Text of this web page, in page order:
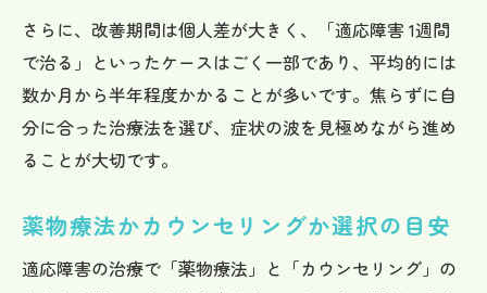
さらに、改善期間は個人差が大きく、「適応障害 1週間
で治る」といったケースはごく一部であり、平均的には
数か月から半年程度かかることが多いです。焦らずに自
分に合った治療法を選び、症状の波を見極めながら進め
ることが大切です。
薬物療法かカウンセリングか選択の目安
適応障害の治療で「薬物療法」と「カウンセリング」の